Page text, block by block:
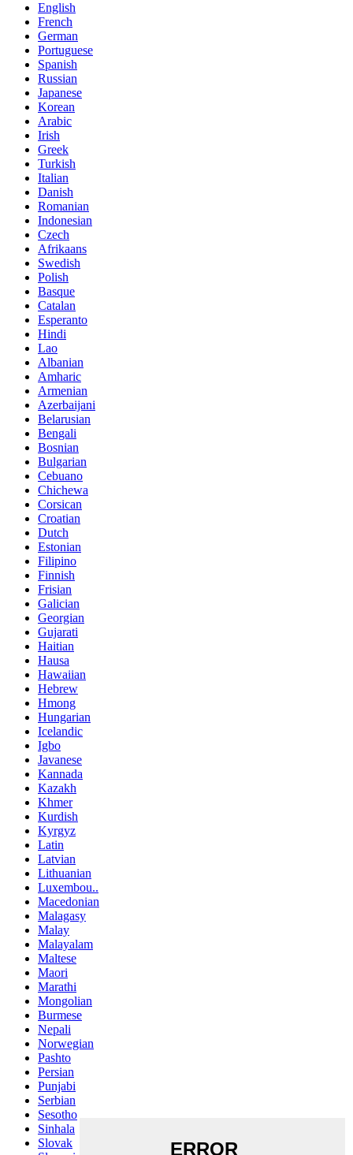
English
French
German
Portuguese
Spanish
Russian
Japanese
Korean
Arabic
Irish
Greek
Turkish
Italian
Danish
Romanian
Indonesian
Czech
Afrikaans
Swedish
Polish
Basque
Catalan
Esperanto
Hindi
Lao
Albanian
Amharic
Armenian
Azerbaijani
Belarusian
Bengali
Bosnian
Bulgarian
Cebuano
Chichewa
Corsican
Croatian
Dutch
Estonian
Filipino
Finnish
Frisian
Galician
Georgian
Gujarati
Haitian
Hausa
Hawaiian
Hebrew
Hmong
Hungarian
Icelandic
Igbo
Javanese
Kannada
Kazakh
Khmer
Kurdish
Kyrgyz
Latin
Latvian
Lithuanian
Luxembou..
Macedonian
Malagasy
Malay
Malayalam
Maltese
Maori
Marathi
Mongolian
Burmese
Nepali
Norwegian
Pashto
Persian
Punjabi
Serbian
Sesotho
Sinhala
Slovak